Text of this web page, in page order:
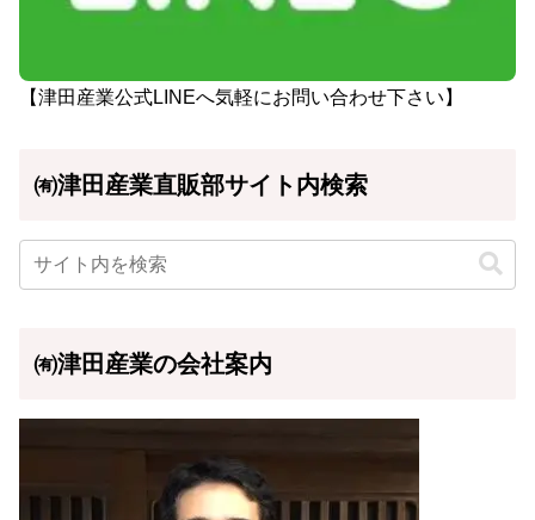
【津田産業公式LINEへ気軽にお問い合わせ下さい】
㈲津田産業直販部サイト内検索
㈲津田産業の会社案内